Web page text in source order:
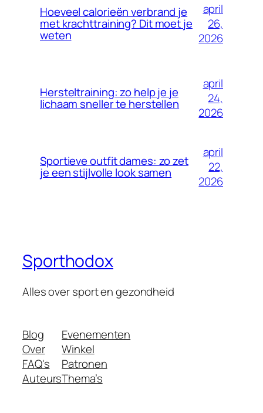
Hoeveel calorieën verbrand je
met krachttraining? Dit moet je
weten
april
26,
2026
Hersteltraining: zo help je je
lichaam sneller te herstellen
april
24,
2026
Sportieve outfit dames: zo zet
je een stijlvolle look samen
april
22,
2026
Sporthodox
Alles over sport en gezondheid
Blog
Over
FAQ's
Auteurs
Evenementen
Winkel
Patronen
Thema’s